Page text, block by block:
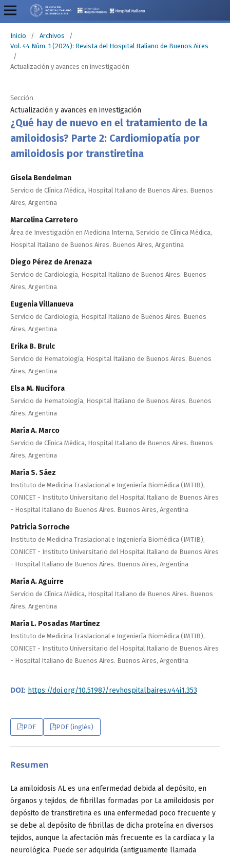
Inicio / Archivos
/
Vol. 44 Núm. 1 (2024): Revista del Hospital Italiano de Buenos Aires
/
Actualización y avances en investigación
¿Qué hay de nuevo en el tratamiento de la
amiloidosis? Parte 2: Cardiomiopatía por
amiloidosis por transtiretina
Gisela Bendelman
Servicio de Clínica Médica, Hospital Italiano de Buenos Aires. Buenos
Aires, Argentina
Marcelina Carretero
Área de Investigación en Medicina Interna, Servicio de Clínica Médica,
Hospital Italiano de Buenos Aires. Buenos Aires, Argentina
Diego Pérez de Arenaza
Servicio de Cardiología, Hospital Italiano de Buenos Aires. Buenos
Aires, Argentina
Eugenia Villanueva
Servicio de Cardiología, Hospital Italiano de Buenos Aires. Buenos
Aires, Argentina
Erika B. Brulc
Servicio de Hematología, Hospital Italiano de Buenos Aires. Buenos
Aires, Argentina
Elsa M. Nucifora
Servicio de Hematología, Hospital Italiano de Buenos Aires. Buenos
Aires, Argentina
María A. Marco
Servicio de Clínica Médica, Hospital Italiano de Buenos Aires. Buenos
Aires, Argentina
María S. Sáez
Instituto de Medicina Traslacional e Ingeniería Biomédica (IMTIB),
CONICET - Instituto Universitario del Hospital Italiano de Buenos Aires
- Hospital Italiano de Buenos Aires. Buenos Aires, Argentina
Patricia Sorroche
Instituto de Medicina Traslacional e Ingeniería Biomédica (IMTIB),
CONICET - Instituto Universitario del Hospital Italiano de Buenos Aires
- Hospital Italiano de Buenos Aires. Buenos Aires, Argentina
María A. Aguirre
Servicio de Clínica Médica, Hospital Italiano de Buenos Aires. Buenos
Aires, Argentina
María L. Posadas Martínez
Instituto de Medicina Traslacional e Ingeniería Biomédica (IMTIB),
CONICET - Instituto Universitario del Hospital Italiano de Buenos Aires
- Hospital Italiano de Buenos Aires. Buenos Aires, Argentina
DOI: https://doi.org/10.51987/revhospitalbaires.v44i1.353
Resumen
La amiloidosis AL es una enfermedad debida al depósito, en
órganos y tejidos, de fibrillas formadas por La amiloidosis por
depósito de transtiretina es una enfermedad poco frecuente y
se debe al depósito de fibrillas de dicha proteína en diversos
tejidos, aunque la afectación más frecuente es la cardíaca y la
neurológica. Puede ser adquirida (antiguamente llamada
PDF PDF (inglés)
Sección
Actualización y avances en investigación